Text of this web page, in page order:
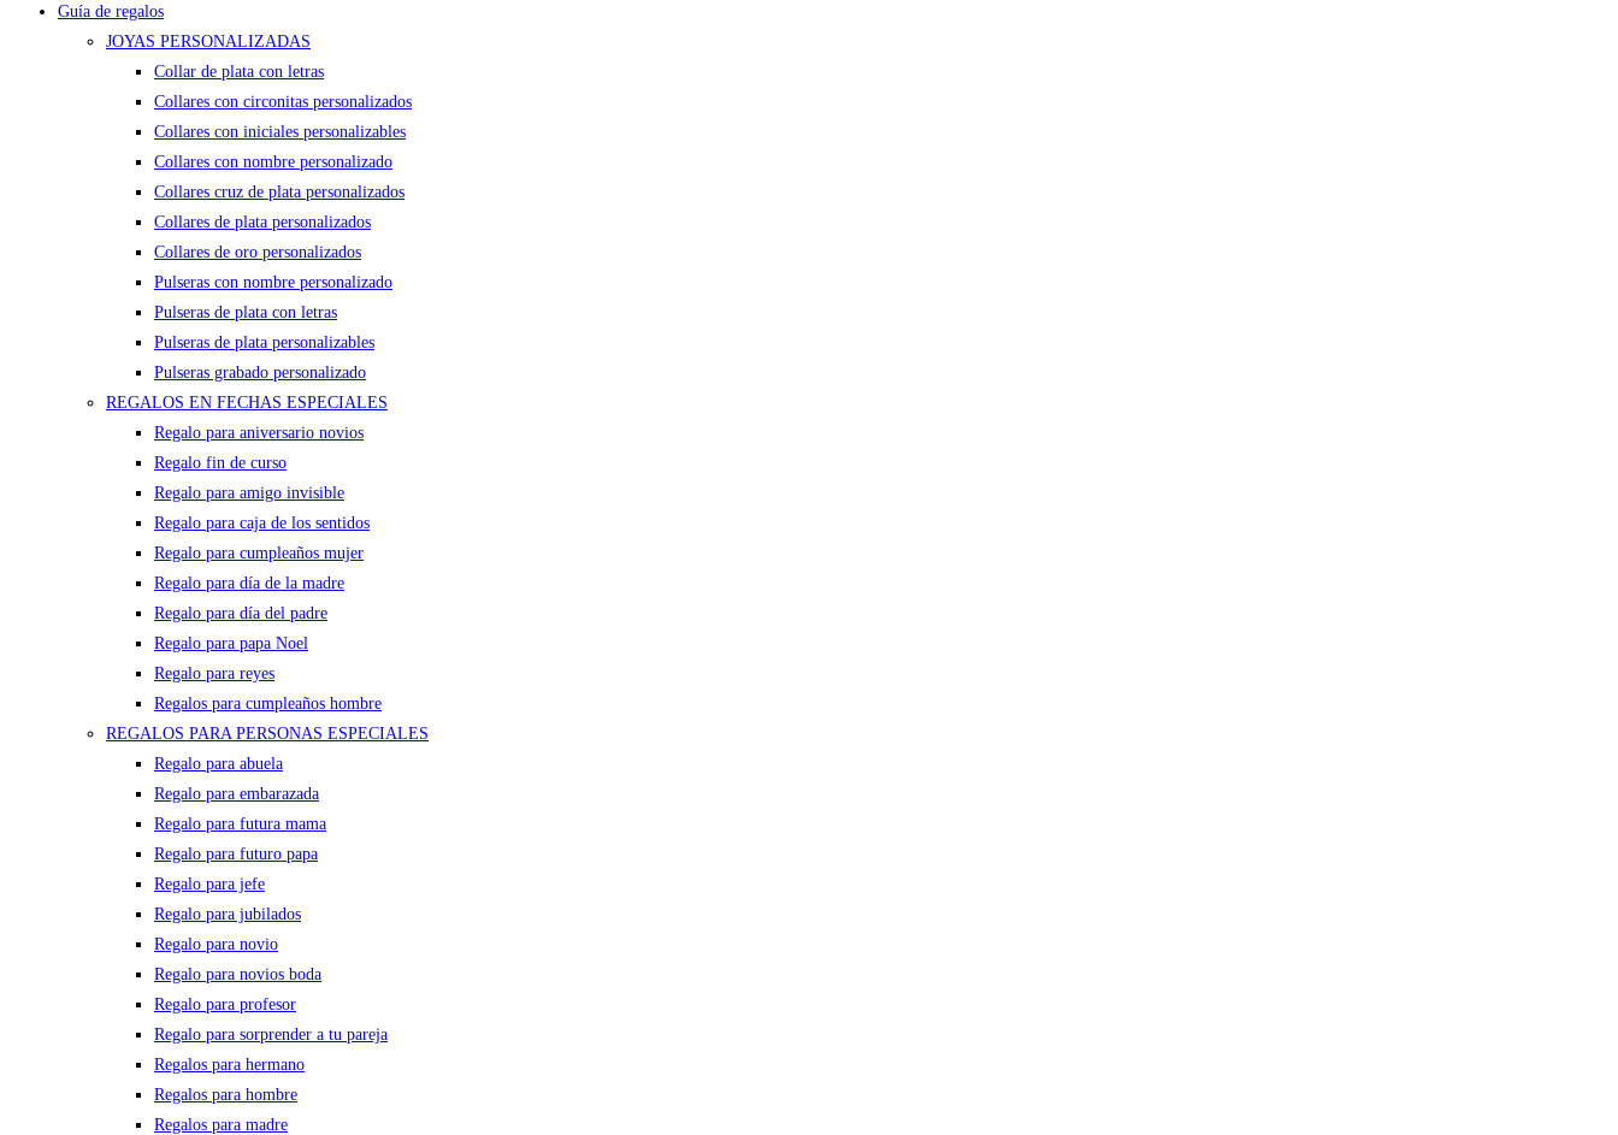
Guía de regalos
JOYAS PERSONALIZADAS
Collar de plata con letras
Collares con circonitas personalizados
Collares con iniciales personalizables
Collares con nombre personalizado
Collares cruz de plata personalizados
Collares de plata personalizados
Collares de oro personalizados
Pulseras con nombre personalizado
Pulseras de plata con letras
Pulseras de plata personalizables
Pulseras grabado personalizado
REGALOS EN FECHAS ESPECIALES
Regalo para aniversario novios
Regalo fin de curso
Regalo para amigo invisible
Regalo para caja de los sentidos
Regalo para cumpleaños mujer
Regalo para día de la madre
Regalo para día del padre
Regalo para papa Noel
Regalo para reyes
Regalos para cumpleaños hombre
REGALOS PARA PERSONAS ESPECIALES
Regalo para abuela
Regalo para embarazada
Regalo para futura mama
Regalo para futuro papa
Regalo para jefe
Regalo para jubilados
Regalo para novio
Regalo para novios boda
Regalo para profesor
Regalo para sorprender a tu pareja
Regalos para hermano
Regalos para hombre
Regalos para madre